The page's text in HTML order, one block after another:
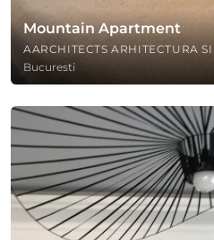
Mountain Apartment
AARCHITECTS ARHITECTURA
Bucuresti